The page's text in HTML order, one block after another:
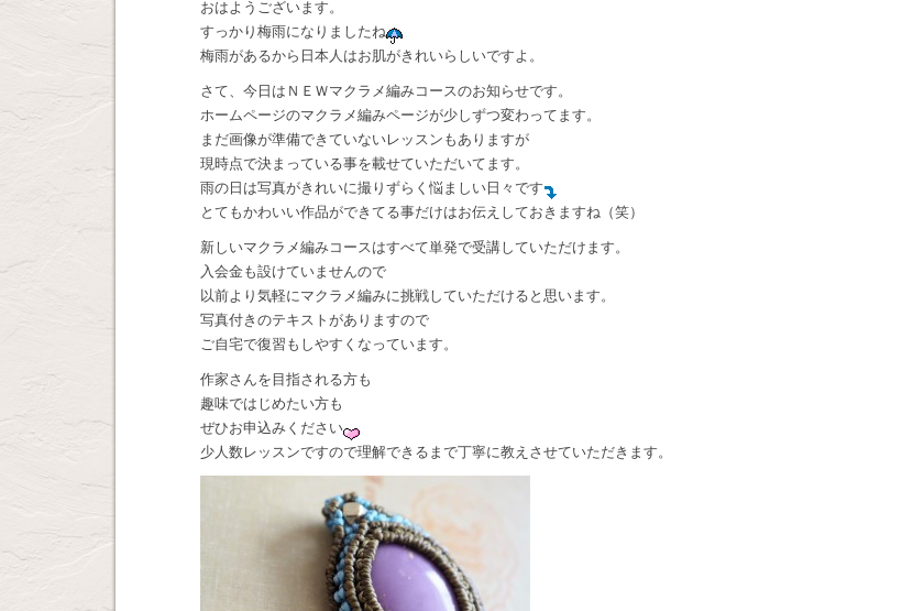
おはようございます。
すっかり梅雨になりましたね
梅雨があるから日本人はお肌がきれいらしいですよ。
さて、今日はＮＥＷマクラメ編みコースのお知らせです。
ホームページのマクラメ編みページが少しずつ変わってます。
まだ画像が準備できていないレッスンもありますが
現時点で決まっている事を載せていただいてます。
雨の日は写真がきれいに撮りずらく悩ましい日々です
とてもかわいい作品ができてる事だけはお伝えしておきますね（笑）
新しいマクラメ編みコースはすべて単発で受講していただけます。
入会金も設けていませんので
以前より気軽にマクラメ編みに挑戦していただけると思います。
写真付きのテキストがありますので
ご自宅で復習もしやすくなっています。
作家さんを目指される方も
趣味ではじめたい方も
ぜひお申込みください
少人数レッスンですので理解できるまで丁寧に教えさせていただきます。